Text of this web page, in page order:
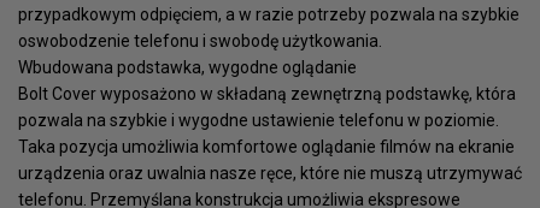
przypadkowym odpięciem, a w razie potrzeby pozwala na szybkie
oswobodzenie telefonu i swobodę użytkowania.
Wbudowana podstawka, wygodne oglądanie
Bolt Cover wyposażono w składaną zewnętrzną podstawkę, która
pozwala na szybkie i wygodne ustawienie telefonu w poziomie.
Taka pozycja umożliwia komfortowe oglądanie filmów na ekranie
urządzenia oraz uwalnia nasze ręce, które nie muszą utrzymywać
telefonu. Przemyślana konstrukcja umożliwia ekspresowe